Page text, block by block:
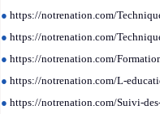
● https://notrenation.com/
● https://notrenation.com/
● https://notrenation.com/
● https://notrenation.com/L-
● https://notrenation.com/Suivi-